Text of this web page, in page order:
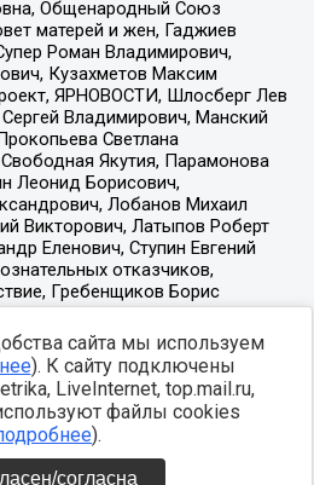
сайта мы используем
). К сайту подключены
LiveInternet, top.mail.ru,
файлы cookies
).
согласна